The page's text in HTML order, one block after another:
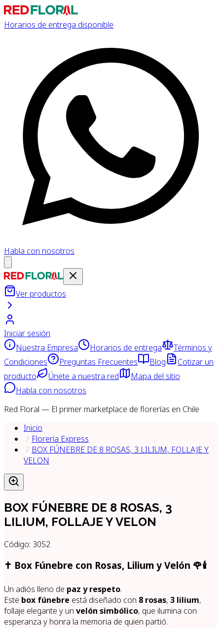
Horarios de entrega disponible
Habla con nosotros
Ver productos
Iniciar sesión
Nuestra Empresa
Horarios de entrega
Términos y
Condiciones
Preguntas Frecuentes Blog
Cotizar un
producto
Únete a nuestra red
Mapa del sitio
Habla con nosotros
Red Floral — El primer marketplace de florerías en Chile
Inicio
Florería Express
BOX FÚNEBRE DE 8 ROSAS, 3 LILIUM, FOLLAJE Y
VELON
BOX FÚNEBRE DE 8 ROSAS, 3
LILIUM, FOLLAJE Y VELON
Código: 3052
✝️ Box Fúnebre con Rosas, Lilium y Velón 🌹🕯️
Un adiós lleno de paz y respeto.
Este box fúnebre está diseñado con 8 rosas, 3 lilium,
follaje elegante y un velón simbólico, que ilumina con
esperanza y honra la memoria de quien partió.